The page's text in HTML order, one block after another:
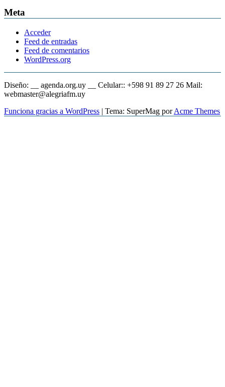
Meta
Acceder
Feed de entradas
Feed de comentarios
WordPress.org
Diseño: __ agenda.org.uy __ Celular:: +598 91 89 27 26 Mail:
webmaster@alegriafm.uy
Funciona gracias a WordPress | Tema: SuperMag porAcme Themes